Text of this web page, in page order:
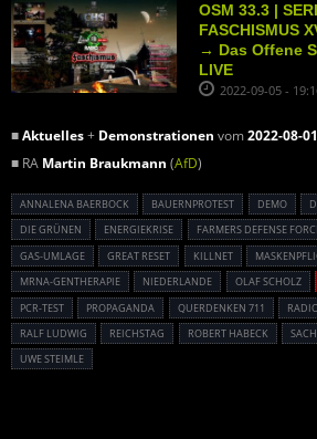
OSM 33.3 |
FASCHISMUS
→ Das Offene
LIVE
2022-09-05 -
■Aktuelles+ Demonstrationen vom2022-08-01
■ RA Martin Braukmann (AfD)
ANNALENA BAERBOCK BAUERNPROTEST DEMO
DIE GRÜNEN
ENERGIEKRISE FARMERS DEFENSE
GAS-UMLAGE
GREAT RESET KILLNET
MRNA-GENTHERAPIE
NIEDERLANDE OLAF SCHOLZ
PCR-TEST
PROPAGANDA QUERDENKEN 711
RALF LUDWIG
REICHSTAG ROBERT HABECK
UWE STEIMLE